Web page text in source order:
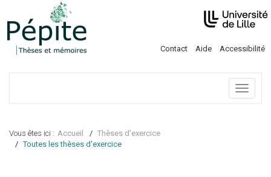
Contact Aide Accessibilité
Menu
Vous êtes ici : Accueil
Thèses d'exercice
Toutes les thèses d'exercice